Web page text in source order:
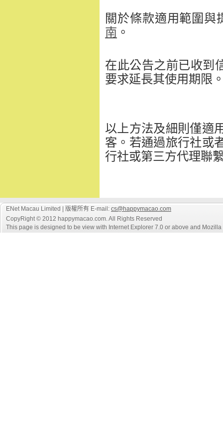
關於條款適用範圍與
南 。
在此公告之前已收到
要求延長其使用期限
以上方法及細則僅適
客。若通過旅行社或
行社或第三方代理聯
ENet Macau Limited | 版權所有 E-mail: cs@happymacao.com
CopyRight © 2012 happymacao.com. All Rights Reserved
This page is designed to be view with Internet Explorer 7.0 or above and